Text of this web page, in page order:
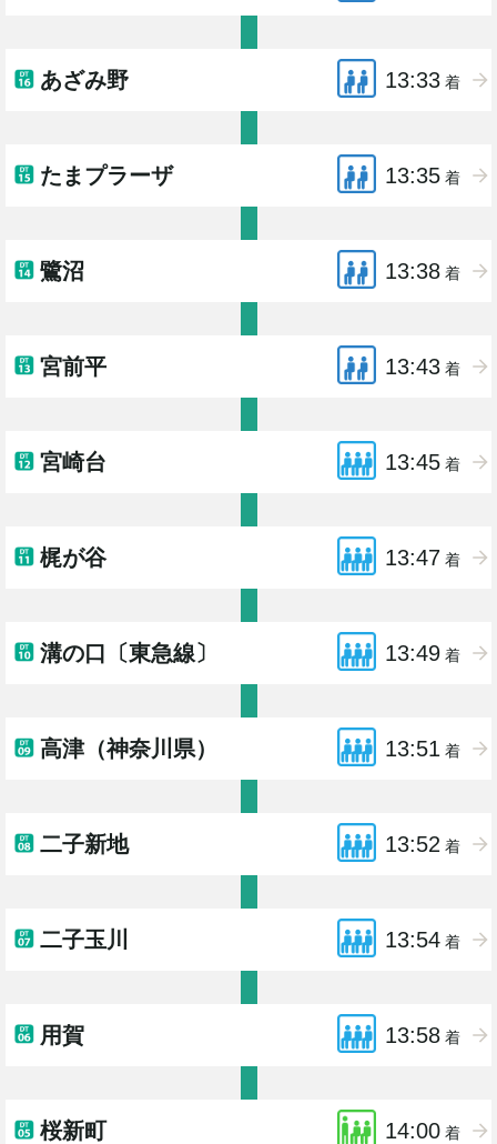
あざみ野 13:33 着
たまプラーザ 13:35 着
鷺沼 13:38 着
宮前平 13:43 着
宮崎台 13:45 着
梶が谷 13:47 着
溝の口〔東急線〕 13:49 着
高津（神奈川県） 13:51 着
二子新地 13:52 着
二子玉川 13:54 着
用賀 13:58 着
桜新町 14:00 着